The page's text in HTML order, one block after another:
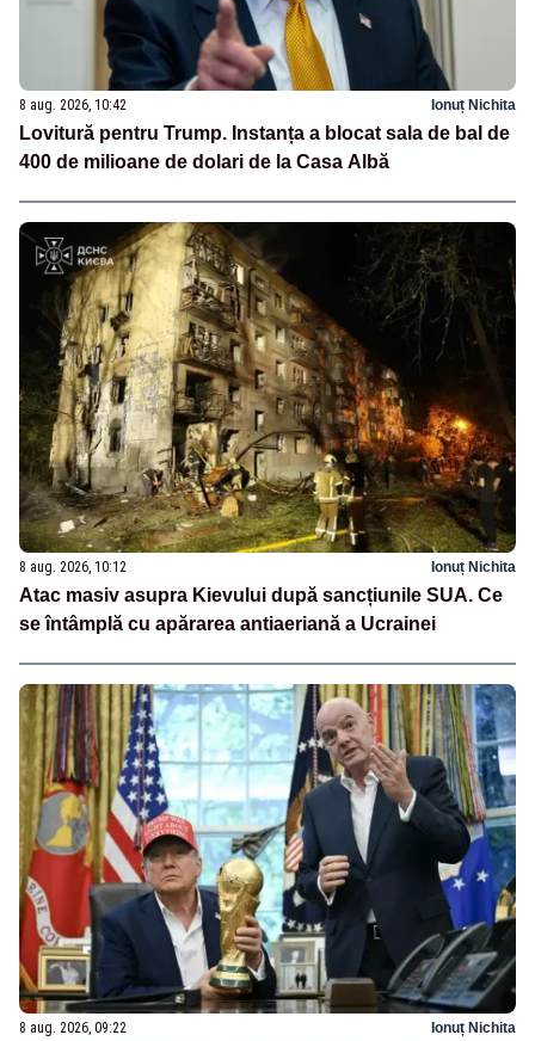
8 aug. 2026, 10:42 Ionuț Nichita
Lovitură pentru Trump. Instanța a blocat sala de bal de
400 de milioane de dolari de la Casa Albă
8 aug. 2026, 10:12 Ionuț Nichita
Atac masiv asupra Kievului după sancțiunile SUA. Ce
se întâmplă cu apărarea antiaeriană a Ucrainei
8 aug. 2026, 09:22 Ionuț Nichita